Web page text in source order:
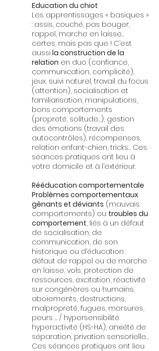
Education du chiot
Les apprentissages « basiques »
: assis, couché, pas bouger,
rappel, marche en laisse…
certes, mais pas que ! C’est
aussi la construction de la
relation en duo (confiance,
communication, complicité),
jeux, suivi naturel, travail du focus
(attention), socialisation et
familiarisation, manipulations,
bons comportements
(propreté, solitude…), gestion
des émotions (travail des
autocontrôles), récompenses,
relation enfant-chien, tricks… Ces
séances pratiques ont lieu à
votre domicile et à l’extérieur.
Rééducation comportementale
Problèmes comportementaux
gênants et déviants (mauvais
comportements) ou troubles du
comportement, liés à un défaut
de socialisation, de
communication, de son
historique ou d’éducation :
défaut de rappel ou de marche
en laisse, vols, protection de
ressources, excitation, réactivité
sur congénères ou humains,
aboiements, destructions,
malpropreté, fugues, morsures,
peurs … / hypersensibilité
hyperactivité (HS-HA), anxiété de
séparation, privation sensorielle…
Ces séances pratiques ont lieu